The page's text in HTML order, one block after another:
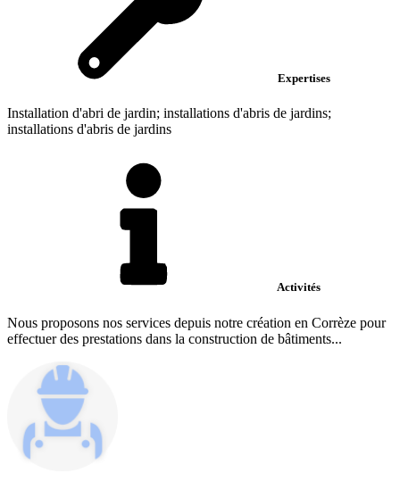
Expertises
Installation d'abri de jardin; installations d'abris de jardins;
installations d'abris de jardins
Activités
Nous proposons nos services depuis notre création en Corrèze pour
effectuer des prestations dans la construction de bâtiments...